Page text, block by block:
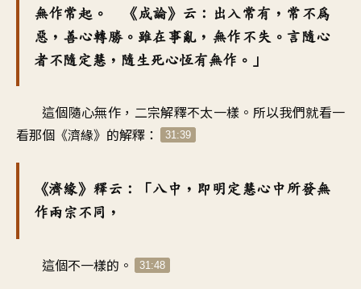
無作常起。 《成論》云：出入常有，常不為
惡，善心轉勝。雖在事亂，無作不失。言隨心
者不隨定慧，隨生死心恆有無作。」
這個隨心無作，二宗解釋不太一樣。所以我們就看一
看那個《濟緣》的解釋：
31:39
《濟緣》釋云：「八中，即明定慧心中所發無
作兩宗不同，
這個不一樣的。 31:48